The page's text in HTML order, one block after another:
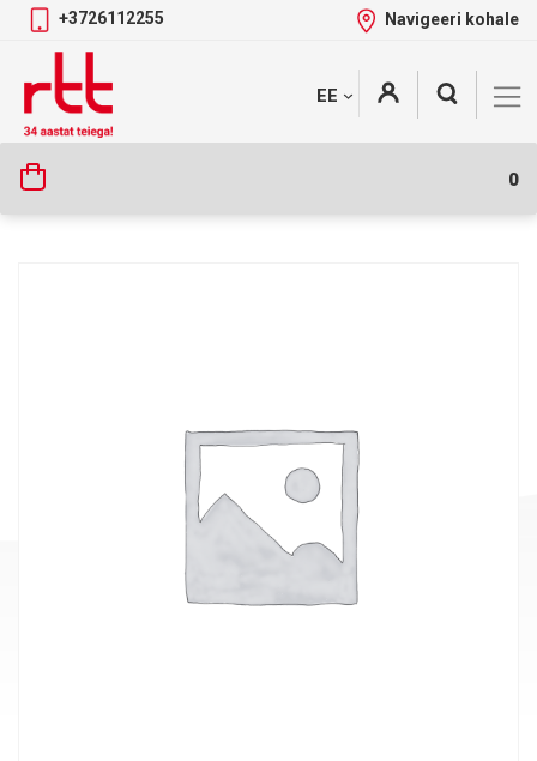
Skip
content
+3726112255 Navigeeri kohale
EE
0
Tootekategooriad +